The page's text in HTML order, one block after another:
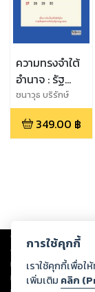
ความทรงจำใต้
อำนาจ : รัฐ
ราชวงศ์
พลเมือง และ
การเมืองบน
ชนาวุธ บริรักษ์
349.00 ฿
Copyright © 2026
ต่อผลงานหรือเนื้อหาใ
ทรัพย์สินทางปัญญาขอ
ทุกท่านโปรดใช้วิจารณ
การใช้คุกกี้
เราใช้คุกกี้เพื่อ
เพิ่มเติม คลิก